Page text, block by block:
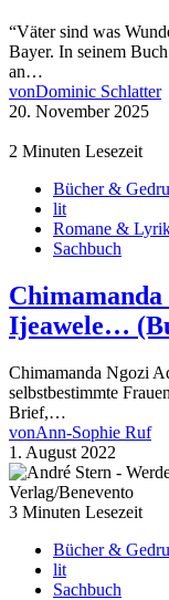
“Väter sind was
Bayer. In seinem
an…
vonDominic Schlatter
20. November 2025
2 Minuten Lesezeit
Bücher &
lit
Romane &
Sachbuch
Ijeawele…
Chimamanda Ngozi
selbstbestimmte
Brief,…
vonAnn-Sophie Ruf
1. August 2022
3 Minuten Lesezeit
Bücher &
lit
Sachbuch